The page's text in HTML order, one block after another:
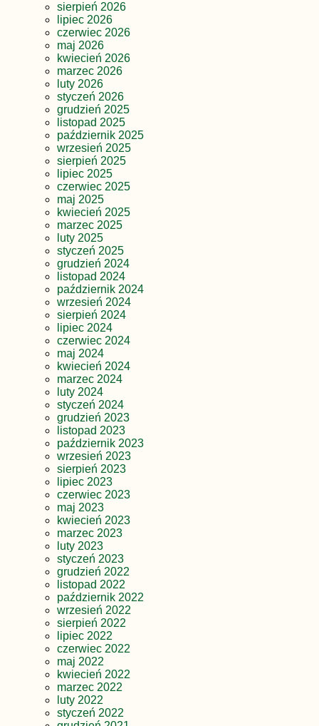
sierpień 2026
lipiec 2026
czerwiec 2026
maj 2026
kwiecień 2026
marzec 2026
luty 2026
styczeń 2026
grudzień 2025
listopad 2025
październik 2025
wrzesień 2025
sierpień 2025
lipiec 2025
czerwiec 2025
maj 2025
kwiecień 2025
marzec 2025
luty 2025
styczeń 2025
grudzień 2024
listopad 2024
październik 2024
wrzesień 2024
sierpień 2024
lipiec 2024
czerwiec 2024
maj 2024
kwiecień 2024
marzec 2024
luty 2024
styczeń 2024
grudzień 2023
listopad 2023
październik 2023
wrzesień 2023
sierpień 2023
lipiec 2023
czerwiec 2023
maj 2023
kwiecień 2023
marzec 2023
luty 2023
styczeń 2023
grudzień 2022
listopad 2022
październik 2022
wrzesień 2022
sierpień 2022
lipiec 2022
czerwiec 2022
maj 2022
kwiecień 2022
marzec 2022
luty 2022
styczeń 2022